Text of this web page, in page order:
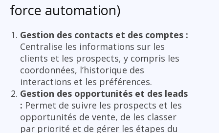
force automation)
Gestion des contacts et des comptes :
Centralise les informations sur les
clients et les prospects, y compris les
coordonnées, l’historique des
interactions et les préférences.
Gestion des opportunités et des leads
: Permet de suivre les prospects et les
opportunités de vente, de les classer
par priorité et de gérer les étapes du